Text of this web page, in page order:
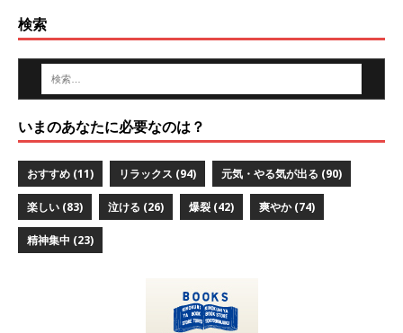
検索
いまのあなたに必要なのは？
おすすめ (11) リラックス (94) 元気・やる気が出る (90)
楽しい (83) 泣ける (26) 爆裂 (42) 爽やか(74)
精神集中 (23)